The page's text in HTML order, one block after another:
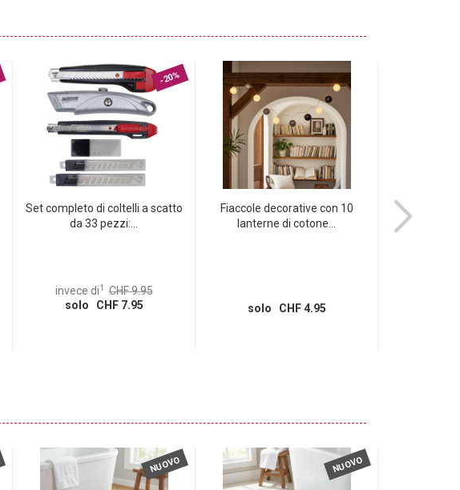
-20%
Set completo di coltelli a scatto
da 33 pezzi:...
invece di1 CHF 9.95
solo CHF 7.95
Fiaccole decorative con 10
lanterne di cotone...
solo CHF 4.95
Pratico
NUOVO NUOVO